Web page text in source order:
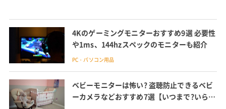
4Kのゲーミングモニターおすすめ9選 必要性
や1ms、144hzスペックのモニターも紹介
PC・パソコン用品
ベビーモニターは怖い? 盗聴防止できるベビ
ーカメラなどおすすめ7選【いつまで?いらな